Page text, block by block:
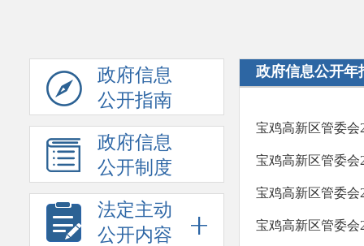
政府信息
公开指南
政府信息
公开制度
法定主动
公开内容
政府信息公开年
宝鸡高新区管委会
宝鸡高新区管委会
宝鸡高新区管委会
宝鸡高新区管委会